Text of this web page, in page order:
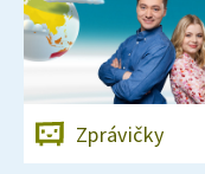
Zprávičky